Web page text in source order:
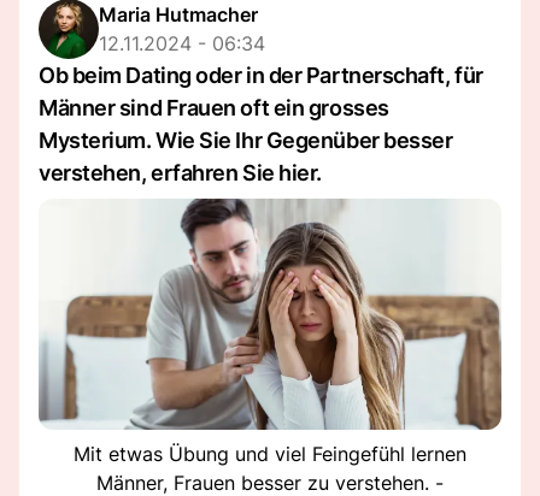
Maria Hutmacher
12.11.2024 - 06:34
Ob beim Dating oder in der Partnerschaft, für
Männer sind Frauen oft ein grosses
Mysterium. Wie Sie Ihr Gegenüber besser
verstehen, erfahren Sie hier.
Mit etwas Übung und viel Feingefühl lernen
Männer, Frauen besser zu verstehen. -